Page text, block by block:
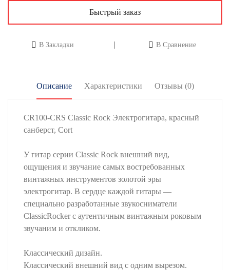
Быстрый заказ
В Закладки В Сравнение
Описание Характеристики Отзывы (0)
CR100-CRS Classic Rock Электрогитара, красный
санберст, Cort
У гитар серии Classic Rock внешний вид,
ощущения и звучание самых востребованных
винтажных инструментов золотой эры
электрогитар. В сердце каждой гитары —
специально разработанные звукосниматели
ClassicRocker с аутентичным винтажным роковым
звучаним и откликом.
Классический дизайн.
Классический внешний вид с одним вырезом.